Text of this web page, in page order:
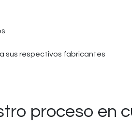
sus respectivos fabricantes
proceso en